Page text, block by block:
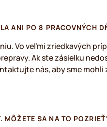
ANI PO 8 PRACOVNÝCH
Vo veľmi zriedkavých
Ak ste zásielku
nás, aby sme
MÔŽETE SA NA TO